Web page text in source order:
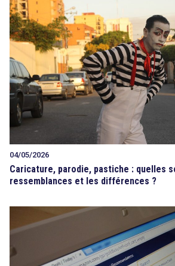
04/05/2026
Caricature, parodie, pastiche : quelles
ressemblances et les différences ?
search